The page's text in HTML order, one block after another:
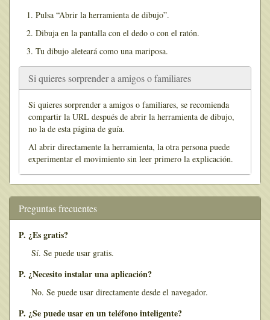
Pulsa “Abrir la herramienta de dibujo”.
Dibuja en la pantalla con el dedo o con el ratón.
Tu dibujo aleteará como una mariposa.
Si quieres sorprender a amigos o familiares
Si quieres sorprender a amigos o familiares, se recomienda
compartir la URL después de abrir la herramienta de dibujo,
no la de esta página de guía.
Al abrir directamente la herramienta, la otra persona puede
experimentar el movimiento sin leer primero la explicación.
Preguntas frecuentes
P. ¿Es gratis?
Sí. Se puede usar gratis.
P. ¿Necesito instalar una aplicación?
No. Se puede usar directamente desde el navegador.
P. ¿Se puede usar en un teléfono inteligente?